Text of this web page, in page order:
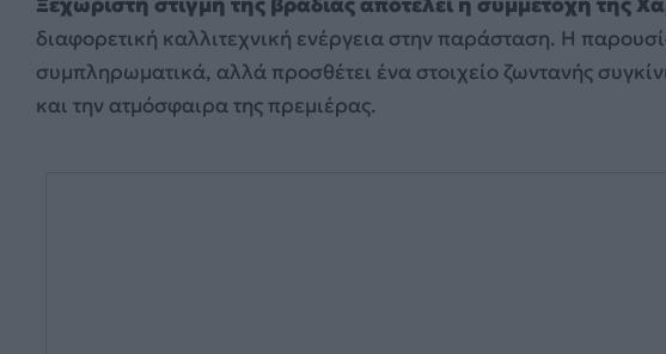
διαφορετική καλλιτεχνική ενέργεια στην παράσταση. Η
συμπληρωματικά, αλλά προσθέτει ένα στοιχείο ζωντανής
και την ατμόσφαιρα της πρεμιέρας.